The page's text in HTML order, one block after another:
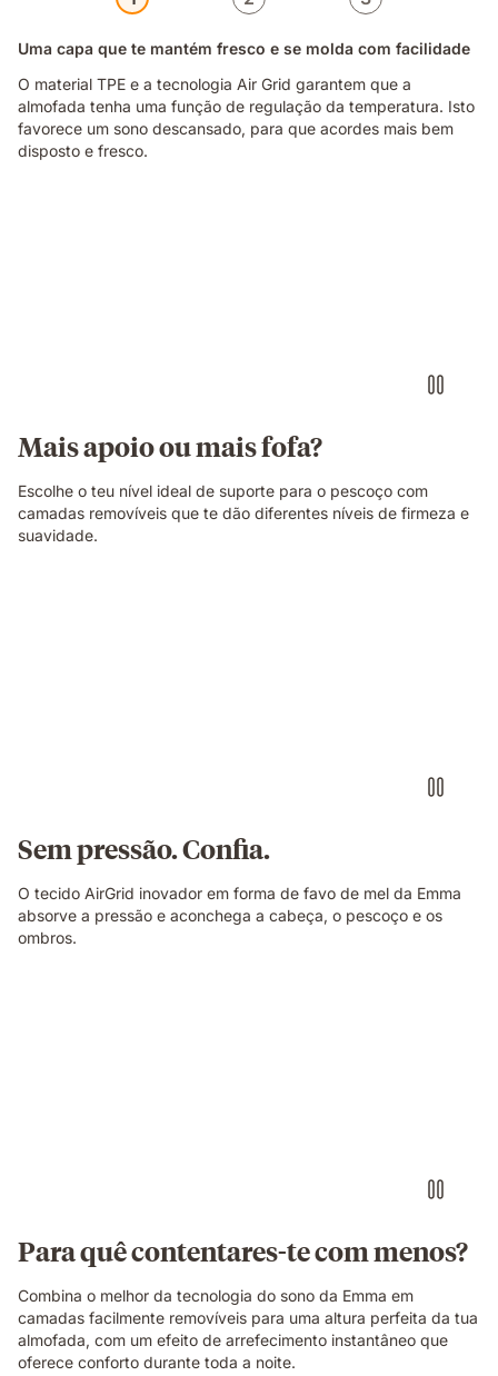
Uma capa que te mantém fresco e se molda com facilidade
O material TPE e a tecnologia Air Grid garantem que a
almofada tenha uma função de regulação da temperatura. Isto
favorece um sono descansado, para que acordes mais bem
disposto e fresco.
Mais apoio ou mais fofa?
Escolhe o teu nível ideal de suporte para o pescoço com
camadas removíveis que te dão diferentes níveis de firmeza e
suavidade.
Sem pressão. Confia.
O tecido AirGrid inovador em forma de favo de mel da Emma
absorve a pressão e aconchega a cabeça, o pescoço e os
ombros.
Para quê contentares-te com menos?
Combina o melhor da tecnologia do sono da Emma em
camadas facilmente removíveis para uma altura perfeita da tua
almofada, com um efeito de arrefecimento instantâneo que
oferece conforto durante toda a noite.